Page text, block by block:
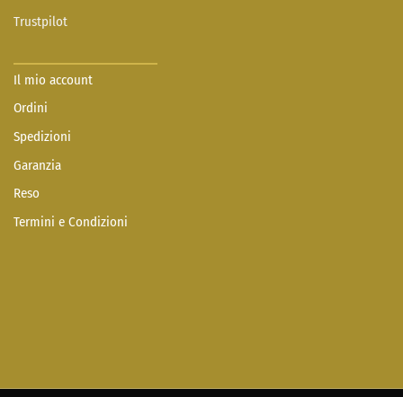
Trustpilot
Il mio account
Ordini
Spedizioni
Garanzia
Reso
Termini e Condizioni